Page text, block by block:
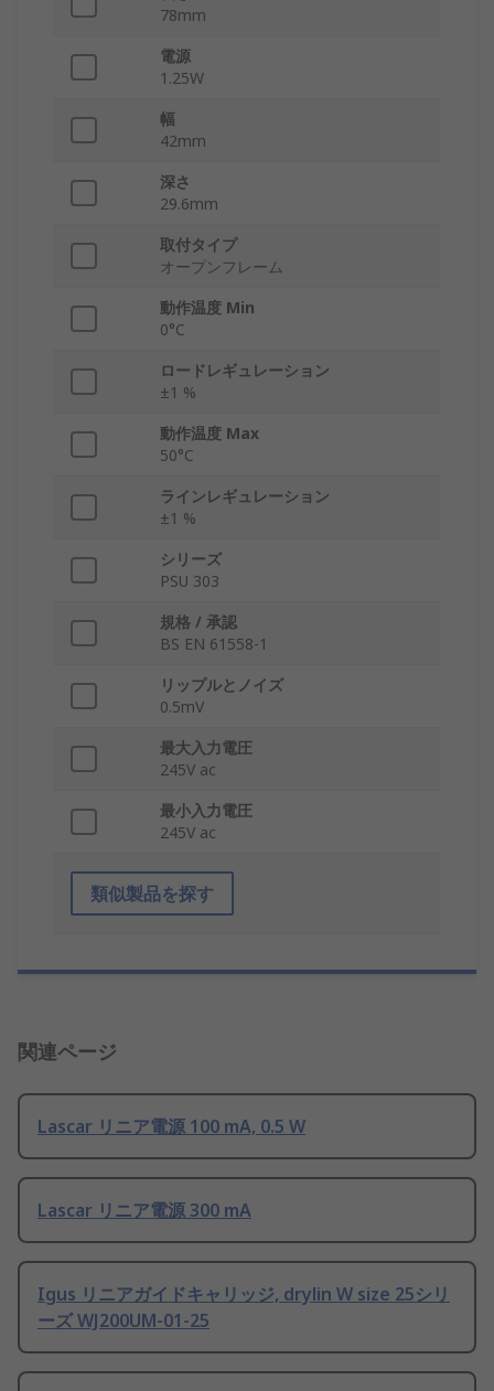
78mm
電源
1.25W
幅
42mm
深さ
29.6mm
取付タイプ
オープンフレーム
動作温度 Min
0°C
ロードレギュレーション
±1 %
動作温度 Max
50°C
ラインレギュレーション
±1 %
シリーズ
PSU 303
規格 / 承認
BS EN 61558-1
リップルとノイズ
0.5mV
最大入力電圧
245V ac
最小入力電圧
245V ac
類似製品を探す
関連ページ
Lascar リニア電源 100 mA, 0.5 W
Lascar リニア電源 300 mA
Igus リニアガイドキャリッジ, drylin W size 25シリ
ーズ WJ200UM-01-25